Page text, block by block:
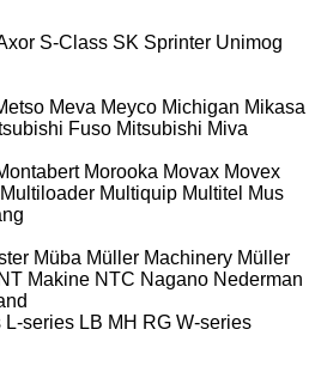
S-Class SK Sprinter Unimog
Meva Meyco Michigan Mikasa
Fuso Mitsubishi Miva
Morooka Movax Movex
Multiloader Multiquip Multitel Mus
Müba Müller Machinery Müller
NT Makine NTC Nagano Nederman
L-series LB MH RG W-series